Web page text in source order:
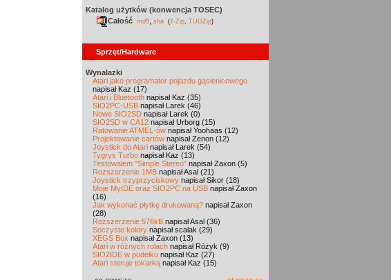
Katalog użytków (konwencja TOSEC)
Całość md5 sha (7-Zip TUGZip)
Sprzęt/Hardware
Wynalazki
Atari jako programator pojazdu gąsienicowego
napisał Kaz (17)
Atari i Bluetooth napisał Kaz (35)
SIO2PC-USB napisał Larek (46)
Nowe SIO2SD napisał Larek (0)
SIO2SD w CA12 napisał Urborg (15)
Ratowanie ATMEL-ów napisał Yoohaas (12)
Projektowanie cartów napisał Zenon (12)
Joystick do Atari napisał Larek (54)
Tygrys Turbo napisał Kaz (13)
Testowałem "Simple Stereo" napisał Zaxon (5)
Rozszerzenie 1MB napisał Asal (21)
Joystick trzyprzyciskowy napisał Sikor (18)
Moje MyIDE oraz SIO2PC na USB napisał Zaxon
(16)
Jak wykonać płytkę drukowaną? napisał Zaxon
(28)
Rozszerzenie 576kB napisał Asal (36)
Soczyste kolory napisał scalak (29)
XEGS Box napisał Zaxon (13)
Atari w różnych rolach napisał Różyk (9)
SIO2IDE w pudełku napisał Kaz (27)
Atari steruje tokarką napisał Kaz (15)